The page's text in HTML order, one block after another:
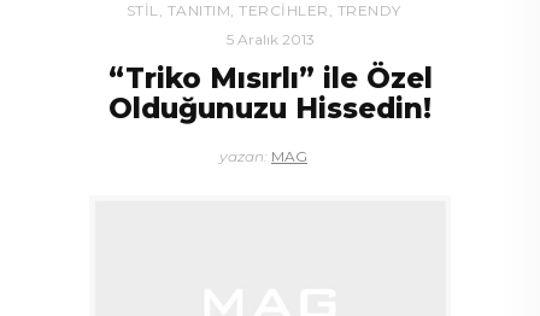
STIL, TANITIM, TERCIHLER , TRENDY
5 Aralık 2013
“Triko Mısırlı” ile Özel
Olduğunuzu Hissedin!
yazan: MAG